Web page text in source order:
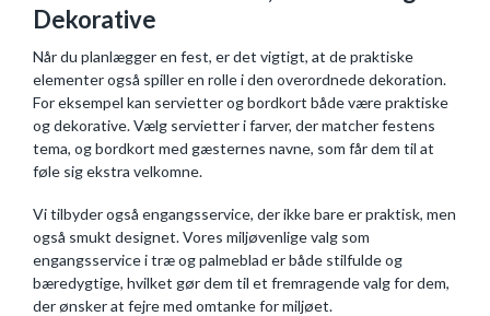
Dekorative
Når du planlægger en fest, er det vigtigt, at de praktiske
elementer også spiller en rolle i den overordnede dekoration.
For eksempel kan servietter og bordkort både være praktiske
og dekorative. Vælg servietter i farver, der matcher festens
tema, og bordkort med gæsternes navne, som får dem til at
føle sig ekstra velkomne.
Vi tilbyder også engangsservice, der ikke bare er praktisk, men
også smukt designet. Vores miljøvenlige valg som
engangsservice i træ og palmeblad er både stilfulde og
bæredygtige, hvilket gør dem til et fremragende valg for dem,
der ønsker at fejre med omtanke for miljøet.